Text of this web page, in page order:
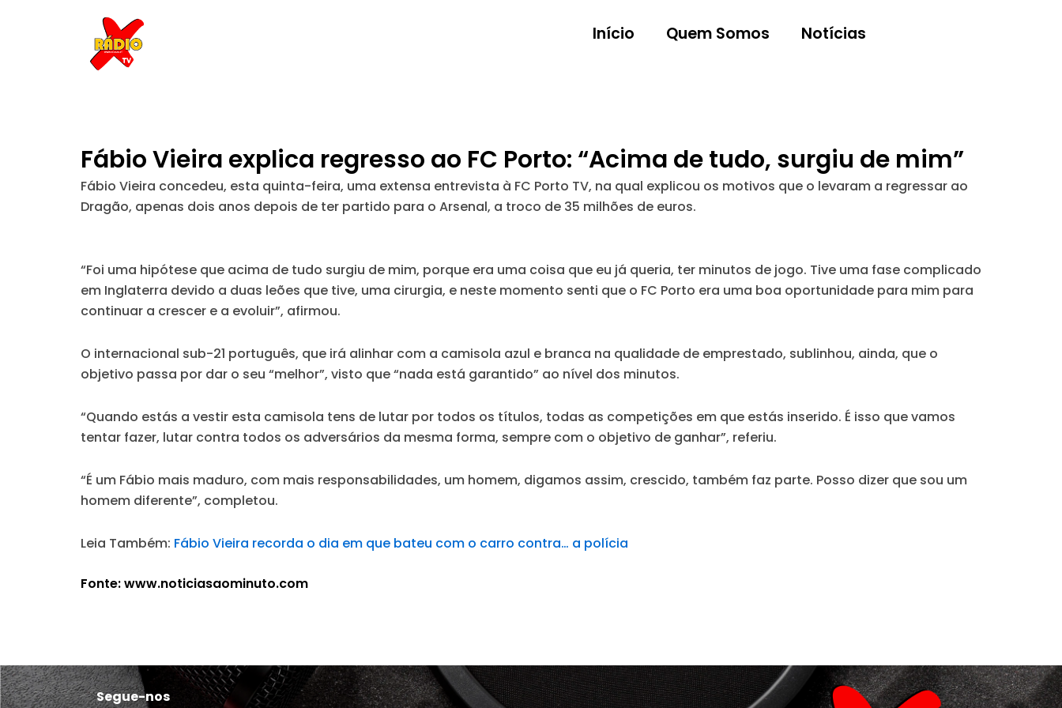
Início Quem Somos Notícias
Fábio Vieira explica regresso ao FC Porto: “Acima de tudo, surgiu de mim”
Fábio Vieira concedeu, esta quinta-feira, uma extensa entrevista à FC Porto TV, na qual explicou os motivos que o levaram a regressar ao
Dragão, apenas dois anos depois de ter partido para o Arsenal, a troco de 35 milhões de euros.
“Foi uma hipótese que acima de tudo surgiu de mim, porque era uma coisa que eu já queria, ter minutos de jogo. Tive uma fase complicado
em Inglaterra devido a duas leões que tive, uma cirurgia, e neste momento senti que o FC Porto era uma boa oportunidade para mim para
continuar a crescer e a evoluir”, afirmou.
O internacional sub-21 português, que irá alinhar com a camisola azul e branca na qualidade de emprestado, sublinhou, ainda, que o
objetivo passa por dar o seu “melhor”, visto que “nada está garantido” ao nível dos minutos.
“Quando estás a vestir esta camisola tens de lutar por todos os títulos, todas as competições em que estás inserido. É isso que vamos
tentar fazer, lutar contra todos os adversários da mesma forma, sempre com o objetivo de ganhar”, referiu.
“É um Fábio mais maduro, com mais responsabilidades, um homem, digamos assim, crescido, também faz parte. Posso dizer que sou um
homem diferente”, completou.
Leia Também: Fábio Vieira recorda o dia em que bateu com o carro contra… a polícia
Fonte: www.noticiasaominuto.com
Segue-nos